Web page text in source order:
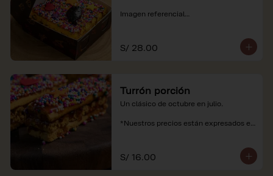
Imagen referencial
soles e incluyen impuestos de ley y
recargo al consumo.
S/ 28.00
Turrón porción
Un clásico de octubre en julio.
*Nuestros precios están expresados en
S/ 16.00